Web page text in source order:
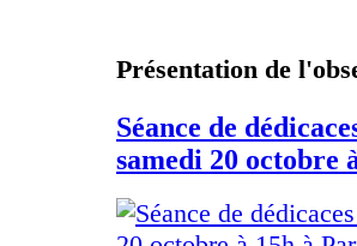
Présentation de
Séance de
samedi 20 octobre